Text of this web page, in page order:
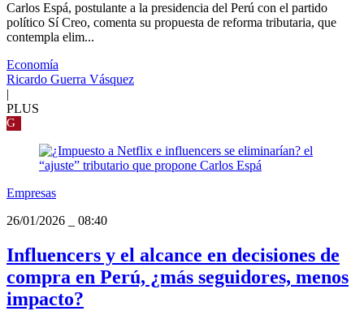
Carlos Espá, postulante a la presidencia del Perú con el partido
político Sí Creo, comenta su propuesta de reforma tributaria, que
contempla elim...
Economía
Ricardo Guerra Vásquez
|
PLUS
G
Empresas
26/01/2026
08:40
Influencers y el alcance en decisiones de
compra en Perú, ¿más seguidores, menos
impacto?